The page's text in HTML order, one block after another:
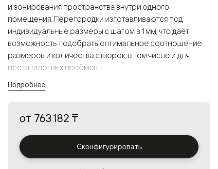
и зонирования пространства внутри одного
помещения. Перегородки изготавливаются под
индивидуальные размеры с шагом в 1 мм, что даёт
возможность подобрать оптимальное соотношение
размеров и количества створок, в том числе и для
нестандартных проёмов.
а большой выбор вставок из стекла с различными
решения в интерьере и варьировать освещённость.
Подробнее
от 763 182 ₸
Сконфигурировать